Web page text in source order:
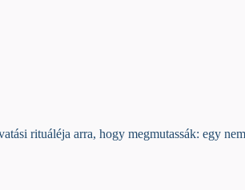
rituáléja arra, hogy megmutassák: egy